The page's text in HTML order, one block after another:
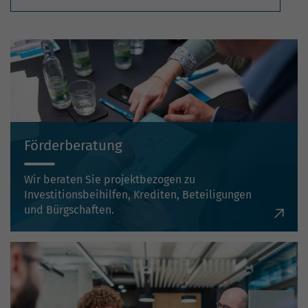
Förderberatung
Wir beraten Sie projektbezogen zu
Investitionsbeihilfen, Krediten, Beteiligungen
und Bürgschaften.